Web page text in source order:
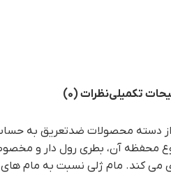
تکمیلینظرات (0)
دسته محصولات ضدتعریق به
حجم محصول 75 میلی لیتر، جنس پلاستیکی و
می کند. مام ژلی نسبت به مام